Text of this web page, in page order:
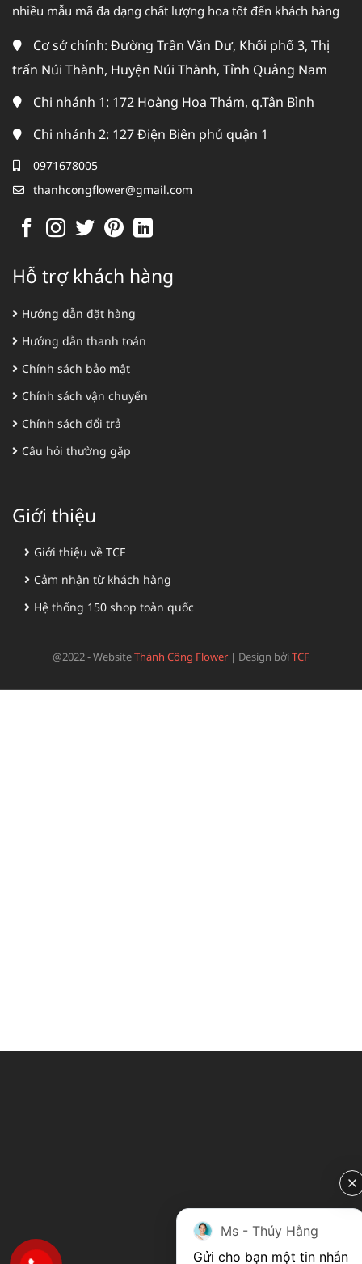
nhiều mẫu mã đa dạng chất lượng hoa tốt đến khách hàng
Cơ sở chính: Đường Trần Văn Dư, Khối phố 3, Thị
trấn Núi Thành, Huyện Núi Thành, Tỉnh Quảng Nam
Chi nhánh 1: 172 Hoàng Hoa Thám, q.Tân Bình
Chi nhánh 2: 127 Điện Biên phủ quận 1
0971678005
thanhcongflower@gmail.com
Hỗ trợ khách hàng
Hướng dẫn đặt hàng
Hướng dẫn thanh toán
Chính sách bảo mật
Chính sách vận chuyển
Chính sách đổi trả
Câu hỏi thường gặp
Giới thiệu
Giới thiệu về TCF
Cảm nhận từ khách hàng
Hệ thống 150 shop toàn quốc
@2022 - WebsiteThành Công Flower | Design bởiTCF
Ms - Thúy Hằng
Gửi cho bạn một tin nhắn